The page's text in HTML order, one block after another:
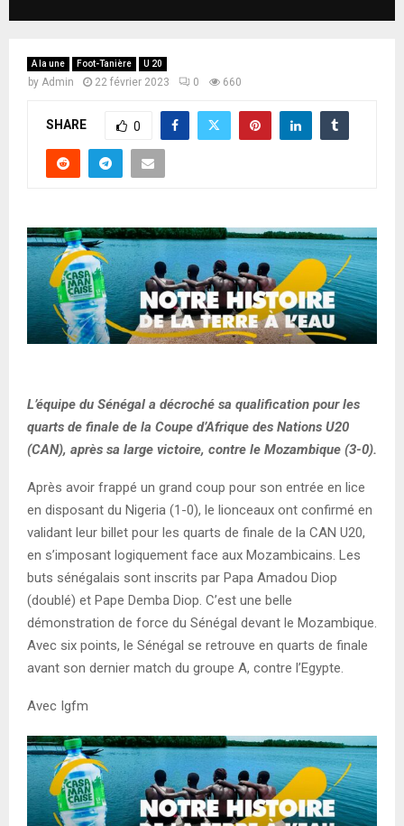
A la une Foot-Tanière U 20
by Admin 22 février 2023 0 660
SHARE 0
L’équipe du Sénégal a décroché sa qualification pour les
quarts de finale de la Coupe d’Afrique des Nations U20
(CAN), après sa large victoire, contre le Mozambique (3-0).
Après avoir frappé un grand coup pour son entrée en lice
en disposant du Nigeria (1-0), le lionceaux ont confirmé en
validant leur billet pour les quarts de finale de la CAN U20,
en s’imposant logiquement face aux Mozambicains. Les
buts sénégalais sont inscrits par Papa Amadou Diop
(doublé) et Pape Demba Diop. C’est une belle
démonstration de force du Sénégal devant le Mozambique.
Avec six points, le Sénégal se retrouve en quarts de finale
avant son dernier match du groupe A, contre l’Egypte.
Avec Igfm